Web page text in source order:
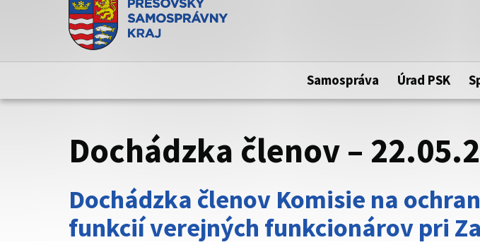
Doména psk.sk je oficiálna
Toto je oficiálna webová stránka Prešovského samosprávneho kraja.
Samospráva Úrad PSK
Dochádzka členov –
Dochádzka členov Komisie na
funkcií verejných funkcionárov pri